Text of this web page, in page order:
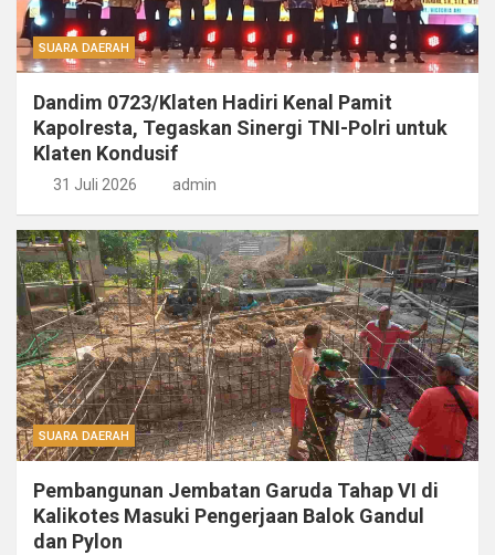
SUARA DAERAH
Dandim 0723/Klaten Hadiri Kenal Pamit
Kapolresta, Tegaskan Sinergi TNI-Polri untuk
Klaten Kondusif
31 Juli 2026 admin
SUARA DAERAH
Pembangunan Jembatan Garuda Tahap VI di
Kalikotes Masuki Pengerjaan Balok Gandul
dan Pylon